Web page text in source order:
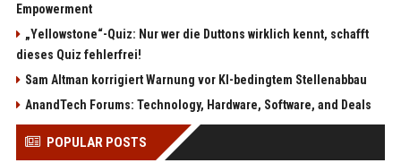
Empowerment
„Yellowstone“-Quiz: Nur wer die Duttons wirklich kennt, schafft
dieses Quiz fehlerfrei!
Sam Altman korrigiert Warnung vor KI-bedingtem Stellenabbau
AnandTech Forums: Technology, Hardware, Software, and Deals
POPULAR POSTS